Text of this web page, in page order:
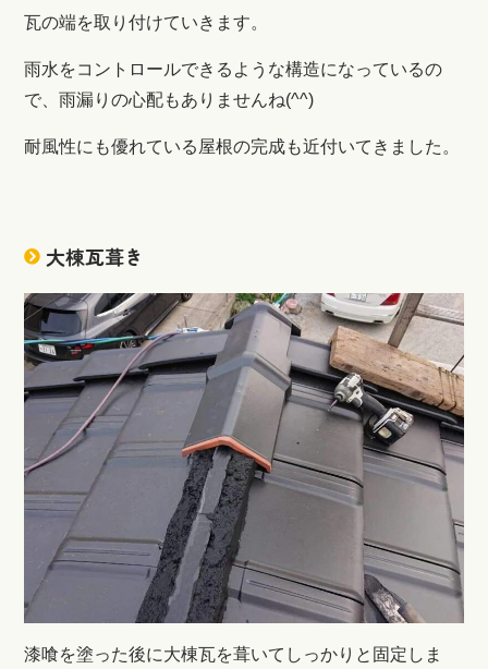
瓦の端を取り付けていきます。
雨水をコントロールできるような構造になっているの
で、雨漏りの心配もありませんね(^^)
耐風性にも優れている屋根の完成も近付いてきました。
大棟瓦葺き
漆喰を塗った後に大棟瓦を葺いてしっかりと固定しま